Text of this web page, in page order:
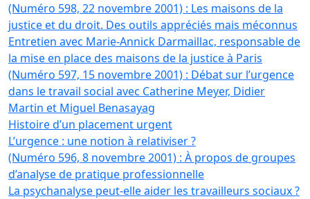
(Numéro 598, 22 novembre 2001) : Les maisons de la
justice et du droit. Des outils appréciés mais méconnus
Entretien avec Marie-Annick Darmaillac, responsable de
la mise en place des maisons de la justice à Paris
(Numéro 597, 15 novembre 2001) : Débat sur l’urgence
dans le travail social avec Catherine Meyer, Didier
Martin et Miguel Benasayag
Histoire d’un placement urgent
L’urgence : une notion à relativiser ?
(Numéro 596, 8 novembre 2001) : À propos de groupes
d’analyse de pratique professionnelle
La psychanalyse peut-elle aider les travailleurs sociaux ?